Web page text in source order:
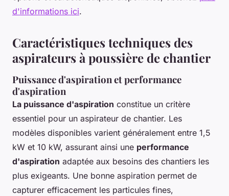
d'informations ici.
Caractéristiques techniques des
aspirateurs à poussière de chantier
Puissance d'aspiration et performance
d'aspiration
La puissance d'aspiration constitue un critère
essentiel pour un aspirateur de chantier. Les
modèles disponibles varient généralement entre 1,5
kW et 10 kW, assurant ainsi une performance
d'aspiration adaptée aux besoins des chantiers les
plus exigeants. Une bonne aspiration permet de
capturer efficacement les particules fines,